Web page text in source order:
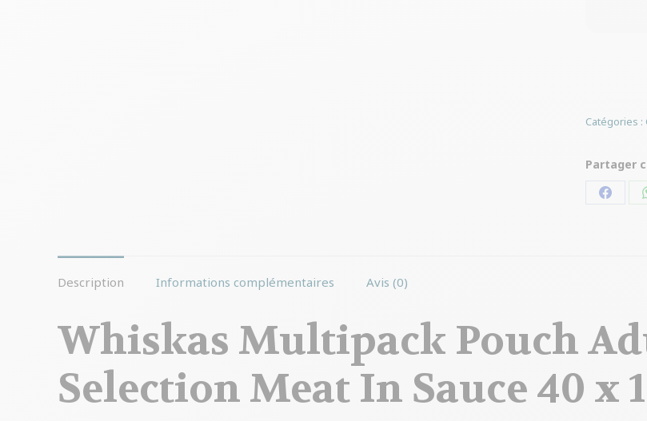
Catégories :
Partager
Description Informations complémentaires Avis (0)
Whiskas Multipack Pouch
Selection Meat In Sauce 40 x